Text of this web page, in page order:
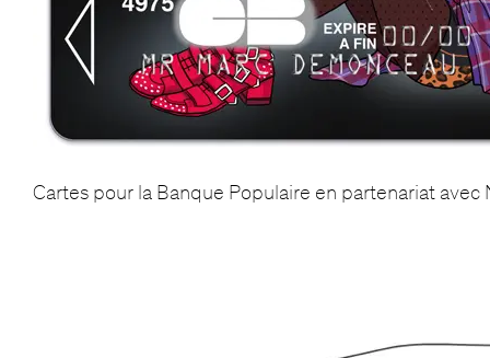
Cartes pour la Banque Populaire en partenariat avec